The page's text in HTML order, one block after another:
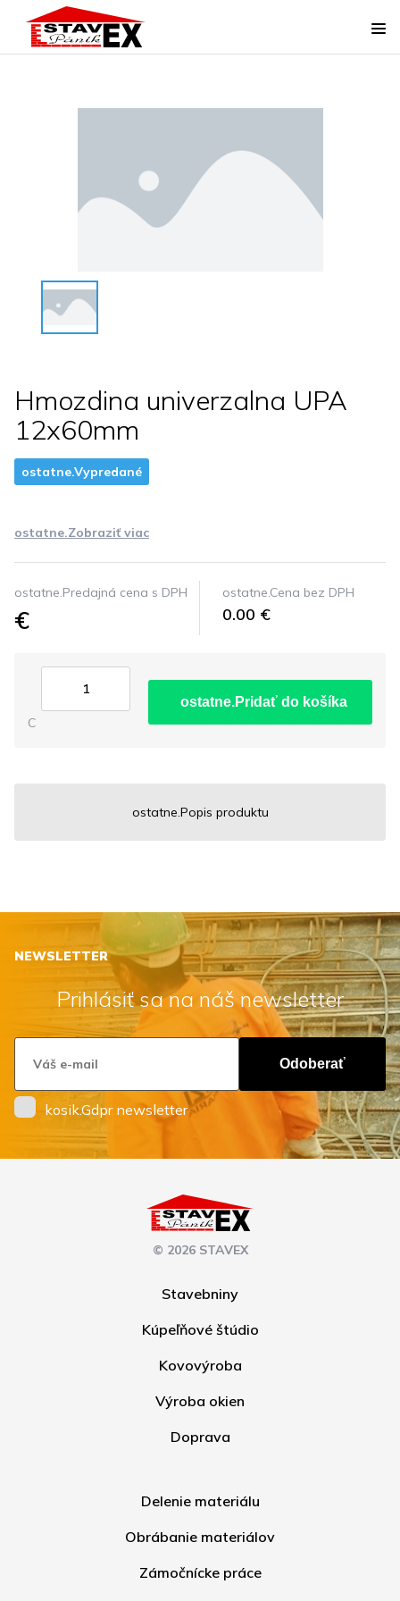
Hmozdina univerzalna UPA
12x60mm
ostatne.Vypredané
ostatne.Zobraziť viac
ostatne.Predajná cena s DPH
€
ostatne.Cena bez DPH
0.00 €
C
ostatne.Pridať do košíka
ostatne.Popis produktu
NEWSLETTER
Prihlásiť sa na náš newsletter
Odoberať
kosik.Gdpr newsletter
© 2026 STAVEX
Stavebniny
Kúpeľňové štúdio
Kovovýroba
Výroba okien
Doprava
Delenie materiálu
Obrábanie materiálov
Zámočnícke práce